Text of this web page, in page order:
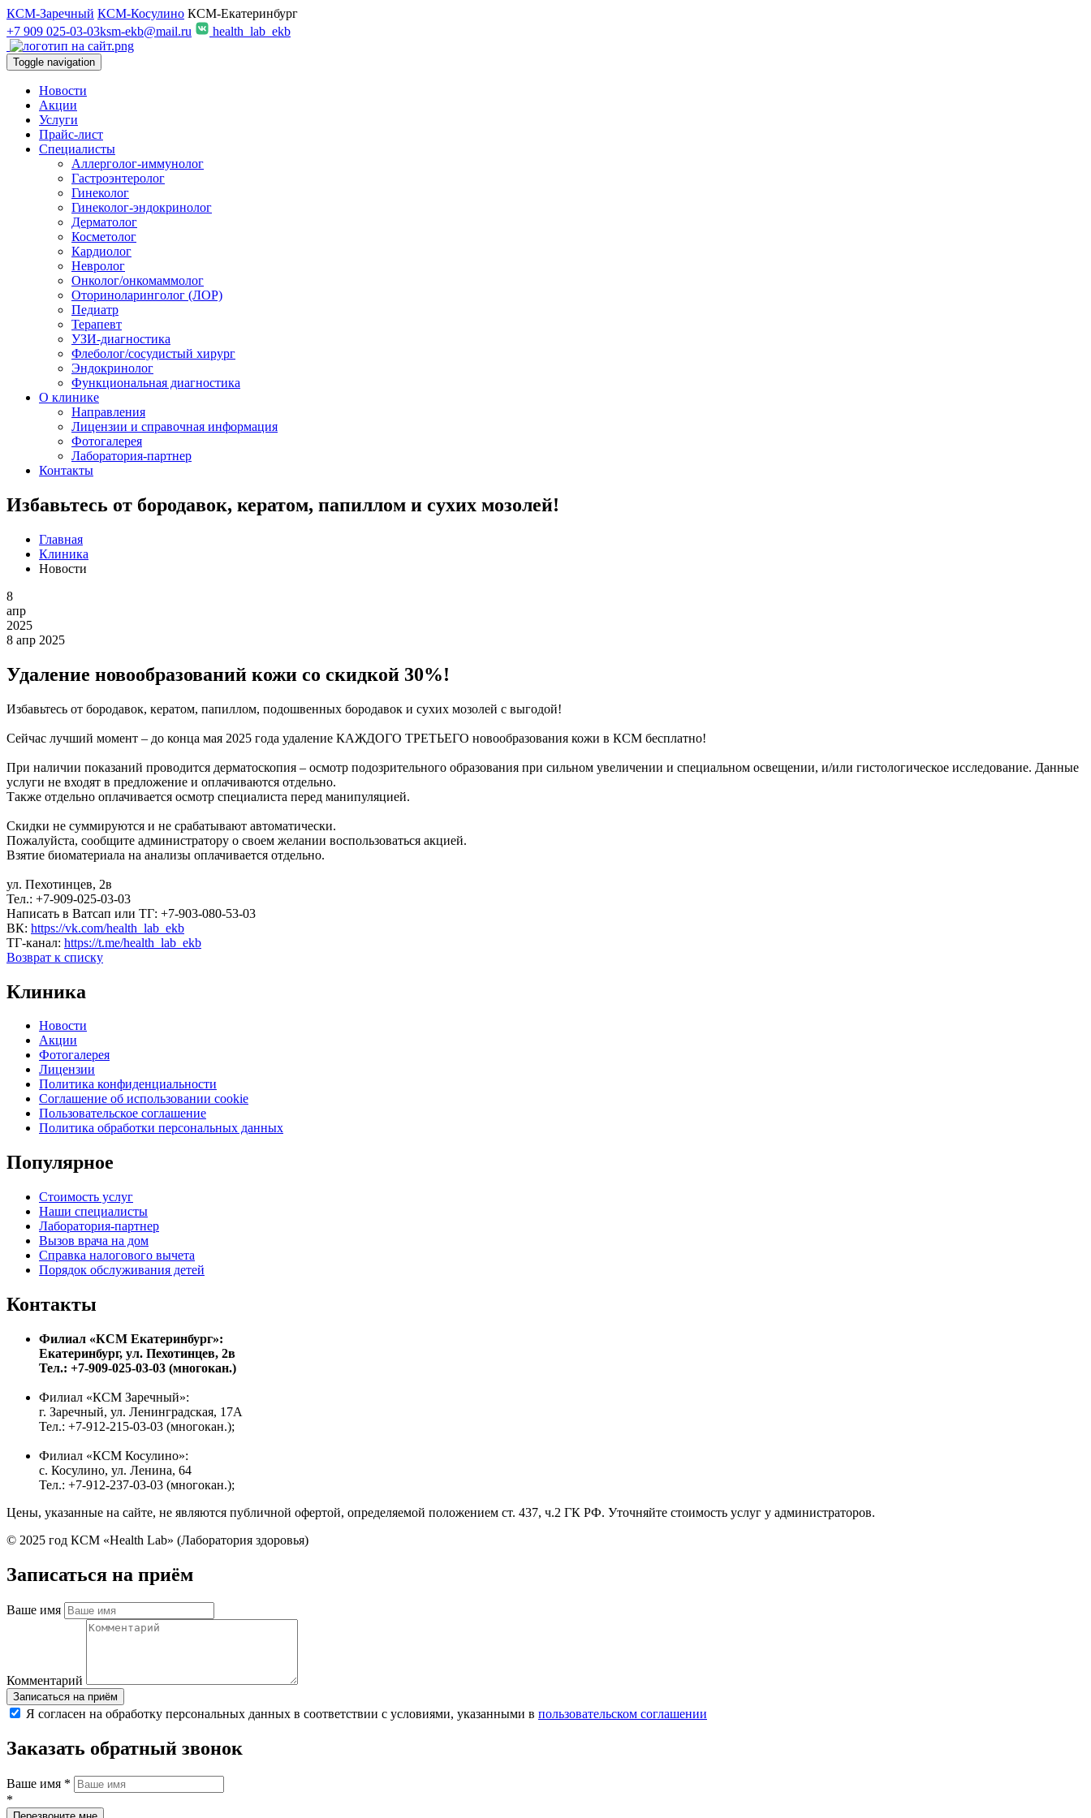
КСМ-Заречный КСМ-Косулино КСМ-Екатеринбург
+7 909 025-03-03ksm-ekb@mail.ru health_lab_ekb
Toggle navigation
Новости
Акции
Услуги
Прайс-лист
Специалисты
Аллерголог-иммунолог
Гастроэнтеролог
Гинеколог
Гинеколог-эндокринолог
Дерматолог
Косметолог
Кардиолог
Невролог
Онколог/онкомаммолог
Оториноларинголог (ЛОР)
Педиатр
Терапевт
УЗИ-диагностика
Флеболог/сосудистый хирург
Эндокринолог
Функциональная диагностика
О клинике
Направления
Лицензии и справочная информация
Фотогалерея
Лаборатория-партнер
Контакты
Избавьтесь от бородавок, кератом, папиллом и сухих мозолей!
Главная
Клиника
Новости
8
апр
2025
8 апр 2025
Удаление новообразований кожи со скидкой 30%!
Избавьтесь от бородавок, кератом, папиллом, подошвенных бородавок и сухих мозолей с выгодой!
Сейчас лучший момент – до конца мая 2025 года удаление КАЖДОГО ТРЕТЬЕГО новообразования кожи в КСМ бесплатно!
При наличии показаний проводится дерматоскопия – осмотр подозрительного образования при сильном увеличении и специальном освещении, и/или гистологическое исследование. Данные
услуги не входят в предложение и оплачиваются отдельно.
Также отдельно оплачивается осмотр специалиста перед манипуляцией.
Скидки не суммируются и не срабатывают автоматически.
Пожалуйста, сообщите администратору о своем желании воспользоваться акцией.
Взятие биоматериала на анализы оплачивается отдельно.
ул. Пехотинцев, 2в
Тел.: +7-909-025-03-03
Написать в Ватсап или ТГ: +7-903-080-53-03
ВК: https://vk.com/health_lab_ekb
ТГ-канал: https://t.me/health_lab_ekb
Возврат к списку
Клиника
Новости
Акции
Фотогалерея
Лицензии
Политика конфиденциальности
Соглашение об использовании cookie
Пользовательское соглашение
Политика обработки персональных данных
Популярное
Стоимость услуг
Наши специалисты
Лаборатория-партнер
Вызов врача на дом
Справка налогового вычета
Порядок обслуживания детей
Контакты
Филиал «КСМ Екатеринбург»:
Екатеринбург, ул. Пехотинцев, 2в
Тел.: +7-909-025-03-03 (многокан.)
Филиал «КСМ Заречный»:
г. Заречный, ул. Ленинградская, 17А
Тел.: +7-912-215-03-03 (многокан.);
Филиал «КСМ Косулино»:
с. Косулино, ул. Ленина, 64
Тел.: +7-912-237-03-03 (многокан.);
Цены, указанные на сайте, не являются публичной офертой, определяемой положением ст. 437, ч.2 ГК РФ. Уточняйте стоимость услуг у администраторов.
© 2025 год КСМ «Health Lab» (Лаборатория здоровья)
Записаться на приём
Ваше имя
Комментарий
Я согласен на обработку персональных данных в соответствии с условиями, указанными в пользовательском соглашении
Заказать обратный звонок
Ваше имя *
*